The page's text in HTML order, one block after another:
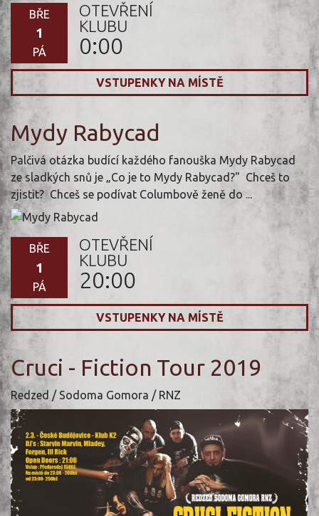
BŘE
1
PÁ
OTEVŘENÍ
KLUBU
0:00
VSTUPENKY NA MÍSTĚ
Mydy Rabycad
Palčivá otázka budící každého fanouška Mydy Rabycad
ze sladkých snů je „Co je to Mydy Rabycad?" Chceš to
zjistit? Chceš se podívat Columbově ženě do ...
BŘE
1
PÁ
OTEVŘENÍ
KLUBU
20:00
VSTUPENKY NA MÍSTĚ
Cruci - Fiction Tour 2019
Redzed / Sodoma Gomora / RNZ